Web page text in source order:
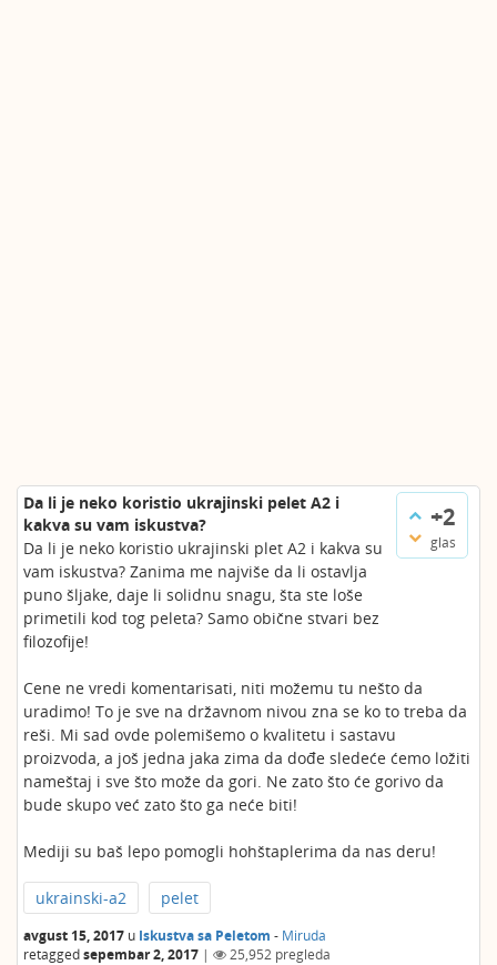
+2
glas
Da li je neko koristio ukrajinski pelet A2 i
kakva su vam iskustva?
Da li je neko koristio ukrajinski plet A2 i kakva su
vam iskustva? Zanima me najviše da li ostavlja
puno šljake, daje li solidnu snagu, šta ste loše
primetili kod tog peleta? Samo obične stvari bez
filozofije!
Cene ne vredi komentarisati, niti možemu tu nešto da
uradimo! To je sve na državnom nivou zna se ko to treba da
reši. Mi sad ovde polemišemo o kvalitetu i sastavu
proizvoda, a još jedna jaka zima da dođe sledeće ćemo ložiti
nameštaj i sve što može da gori. Ne zato što će gorivo da
bude skupo već zato što ga neće biti!
Mediji su baš lepo pomogli hohštaplerima da nas deru!
ukrainski-a2 pelet
avgust 15, 2017 u Iskustva sa Peletom - Miruda
retaggedsepembar 2, 2017 | 25,952 pregleda